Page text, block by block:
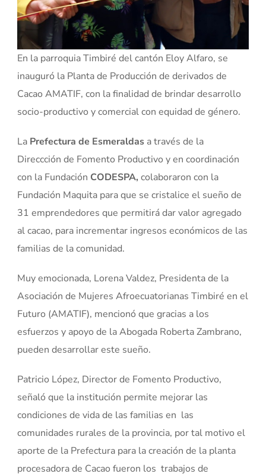
En la parroquia Timbiré del cantón Eloy Alfaro, se
inauguró la Planta de Producción de derivados de
Cacao AMATIF, con la finalidad de brindar desarrollo
socio-productivo y comercial con equidad de género.
La Prefectura de Esmeraldas a través de la
Direccción de Fomento Productivo y en coordinación
con la Fundación CODESPA, colaboraron con la
Fundación Maquita para que se cristalice el sueño de
31 emprendedores que permitirá dar valor agregado
al cacao, para incrementar ingresos económicos de las
familias de la comunidad.
Muy emocionada, Lorena Valdez, Presidenta de la
Asociación de Mujeres Afroecuatorianas Timbiré en el
Futuro (AMATIF), mencionó que gracias a los
esfuerzos y apoyo de la Abogada Roberta Zambrano,
pueden desarrollar este sueño.
Patricio López, Director de Fomento Productivo,
señaló que la institución permite mejorar las
condiciones de vida de las familias en las
comunidades rurales de la provincia, por tal motivo el
aporte de la Prefectura para la creación de la planta
procesadora de Cacao fueron los trabajos de